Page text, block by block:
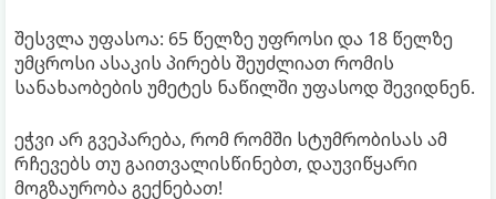
შესვლა უფასოა: 65 წელზე უფროსი და 18 წელზე
უმცროსი ასაკის პირებს შეუძლიათ რომის
სანახაობების უმეტეს ნაწილში უფასოდ შევიდნენ.
ეჭვი არ გვეპარება, რომ რომში სტუმრობისას ამ
რჩევებს თუ გაითვალისწინებთ, დაუვიწყარი
მოგზაურობა გექნებათ!